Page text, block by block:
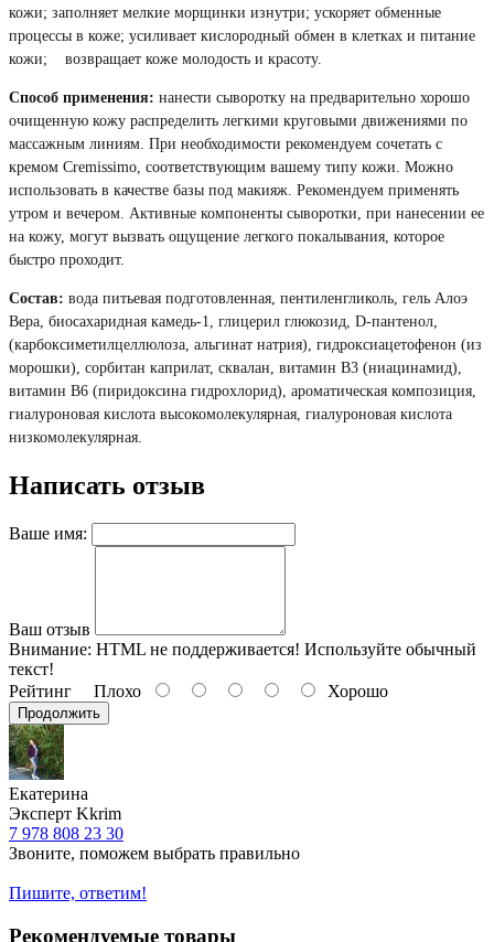
кожи; заполняет мелкие морщинки изнутри; ускоряет обменные
процессы в коже; усиливает кислородный обмен в клетках и питание
кожи; возвращает коже молодость и красоту.
Способ применения: нанести сыворотку на предварительно хорошо
очищенную кожу распределить легкими круговыми движениями по
массажным линиям. При необходимости рекомендуем сочетать с
кремом Cremissimo, соответствующим вашему типу кожи. Можно
использовать в качестве базы под макияж. Рекомендуем применять
утром и вечером. Активные компоненты сыворотки, при нанесении ее
на кожу, могут вызвать ощущение легкого покалывания, которое
быстро проходит.
Состав: вода питьевая подготовленная, пентиленгликоль, гель Алоэ
Вера, биосахаридная камедь-1, глицерил глюкозид, D-пантенол,
(карбоксиметилцеллюлоза, альгинат натрия), гидроксиацетофенон (из
морошки), сорбитан каприлат, сквалан, витамин В3 (ниацинамид),
витамин В6 (пиридоксина гидрохлорид), ароматическая композиция,
гиалуроновая кислота высокомолекулярная, гиалуроновая кислота
низкомолекулярная.
Написать отзыв
Ваше имя:
Ваш отзыв
Внимание: HTML не поддерживается! Используйте обычный
текст!
Рейтинг Плохо Хорошо
Продолжить
Екатерина
Эксперт Kkrim
7 978 808 23 30
Звоните, поможем выбрать правильно
Пишите, ответим!
Рекомендуемые товары